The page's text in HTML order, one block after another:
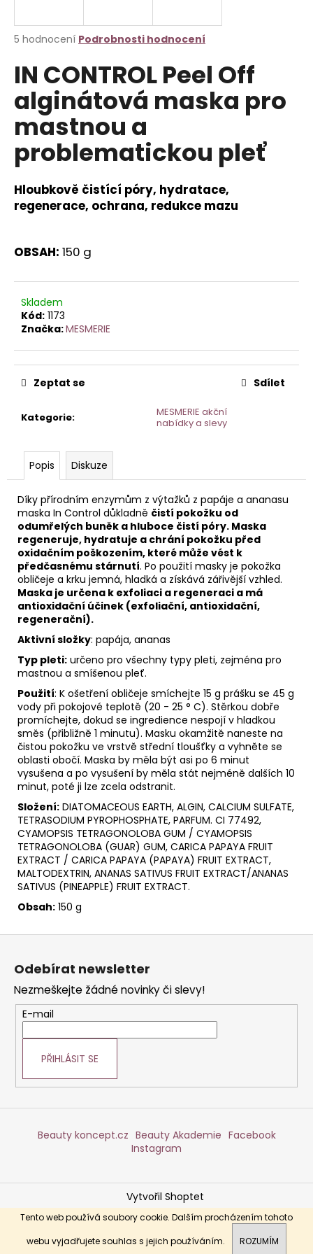
Tento web používá soubory cookie. Dalším procházením tohoto
webu vyjadřujete souhlas s jejich používáním.
ROZUMÍM
Průměrné
produktu
z
5
hvězdiček.
5 hodnocení Podrobnosti hodnocení
IN CONTROL Peel Off
alginátová maska pro
mastnou a
problematickou pleť
Hloubkově čistící póry, hydratace,
regenerace, ochrana, redukce mazu
OBSAH: 150 g
Skladem
Kód: 1173
Značka:MESMERIE
Kategorie:
MESMERIE akční
nabídky a slevy
Zeptat se Sdílet
Popis Diskuze
Díky přírodním enzymům z výtažků z papáje a ananasu
maska ​​In Control důkladně čistí pokožku od
odumřelých buněk a hluboce čistí póry. Maska
regeneruje, hydratuje a chrání pokožku před
oxidačním poškozením, které může vést k
předčasnému stárnutí. Po použití masky je pokožka
obličeje a krku jemná, hladká a získává zářivější vzhled.
Maska je určena k exfoliaci a regeneraci a má
antioxidační účinek (exfoliační, antioxidační,
regenerační).
Aktivní složky: papája, ananas
Typ pleti: určeno pro všechny typy pleti, zejména pro
mastnou a smíšenou pleť.
Použití: K ošetření obličeje smíchejte 15 g prášku se 45 g
vody při pokojové teplotě (20 - 25 ° C). Stěrkou dobře
promíchejte, dokud se ingredience nespojí v hladkou
směs (přibližně 1 minutu). Masku okamžitě naneste na
čistou pokožku ve vrstvě střední tloušťky a vyhněte se
oblasti obočí. Maska by měla být asi po 6 minut
vysušena a po vysušení by měla stát nejméně dalších 10
minut, poté ji lze zcela odstranit.
Složení: DIATOMACEOUS EARTH, ALGIN, CALCIUM SULFATE,
TETRASODIUM PYROPHOSPHATE, PARFUM. CI 77492,
CYAMOPSIS TETRAGONOLOBA GUM / CYAMOPSIS
TETRAGONOLOBA (GUAR) GUM, CARICA PAPAYA FRUIT
EXTRACT / CARICA PAPAYA (PAPAYA) FRUIT EXTRACT,
MALTODEXTRIN, ANANAS SATIVUS FRUIT EXTRACT/ANANAS
SATIVUS (PINEAPPLE) FRUIT EXTRACT.
Obsah: 150 g
j
t
?
HLEDAT
p
r
u
č
u
j
e
m
e
DENNÍ
KRÉM
S
PEPTIDY
50
ML
HOME
Z
Odebírat newsletter
Nezmeškejte žádné novinky či slevy!
E-mail
PŘIHLÁSIT SE
Beauty koncept.cz Beauty Akademie Facebook
Instagram
Vytvořil Shoptet
Copyright 2026DERMABEAUTY. Všechna práva